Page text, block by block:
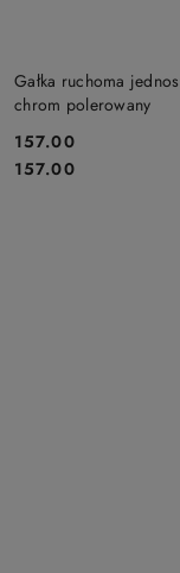
Gałka ruchoma
chrom polerowany
Cena:
157.00
Cena:
157.00